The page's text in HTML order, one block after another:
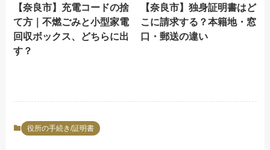
【奈良市】充電コードの捨
て方｜不燃ごみと小型家電
回収ボックス、どちらに出
す？
【奈良市】独身証明書はど
こに請求する？本籍地・窓
口・郵送の違い
役所の手続き/証明書